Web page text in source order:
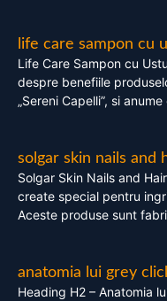
life care sampon cu
Life Care Sampon cu
despre benefiile
„Sereni Capelli”, si
solgar skin nails and
Solgar Skin Nails and
create special pentru
Aceste produse sunt
anatomia lui grey
Heading H2 – Anatomia